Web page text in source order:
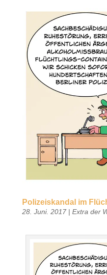
Polizeiskandal im
28. Juni. 2017| Extra der